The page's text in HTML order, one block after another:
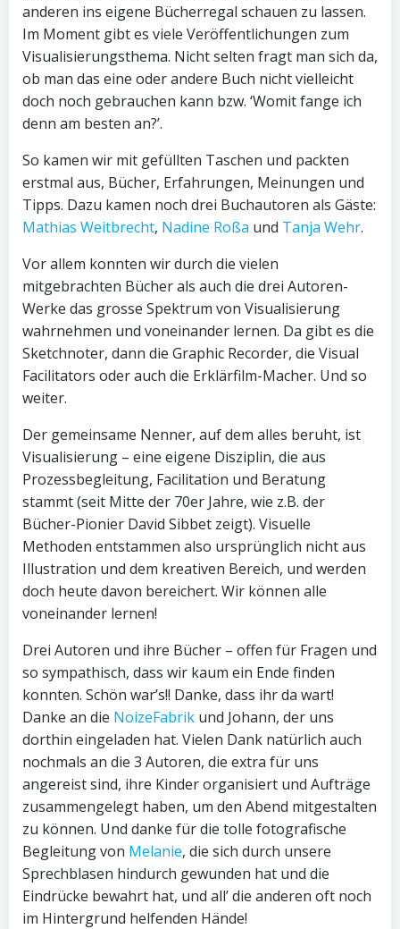
anderen ins eigene Bücherregal schauen zu lassen.
Im Moment gibt es viele Veröffentlichungen zum
Visualisierungsthema. Nicht selten fragt man sich da,
ob man das eine oder andere Buch nicht vielleicht
doch noch gebrauchen kann bzw. ‘Womit fange ich
denn am besten an?’.
So kamen wir mit gefüllten Taschen und packten
erstmal aus, Bücher, Erfahrungen, Meinungen und
Tipps. Dazu kamen noch drei Buchautoren als Gäste:
Mathias Weitbrecht, Nadine Roßa und Tanja Wehr.
Vor allem konnten wir durch die vielen
mitgebrachten Bücher als auch die drei Autoren-
Werke das grosse Spektrum von Visualisierung
wahrnehmen und voneinander lernen. Da gibt es die
Sketchnoter, dann die Graphic Recorder, die Visual
Facilitators oder auch die Erklärfilm-Macher. Und so
weiter.
Der gemeinsame Nenner, auf dem alles beruht, ist
Visualisierung – eine eigene Disziplin, die aus
Prozessbegleitung, Facilitation und Beratung
stammt (seit Mitte der 70er Jahre, wie z.B. der
Bücher-Pionier David Sibbet zeigt). Visuelle
Methoden entstammen also ursprünglich nicht aus
Illustration und dem kreativen Bereich, und werden
doch heute davon bereichert. Wir können alle
voneinander lernen!
Drei Autoren und ihre Bücher – offen für Fragen und
so sympathisch, dass wir kaum ein Ende finden
konnten. Schön war’s!! Danke, dass ihr da wart!
Danke an die NoizeFabrik und Johann, der uns
dorthin eingeladen hat. Vielen Dank natürlich auch
nochmals an die 3 Autoren, die extra für uns
angereist sind, ihre Kinder organisiert und Aufträge
zusammengelegt haben, um den Abend mitgestalten
zu können. Und danke für die tolle fotografische
Begleitung von Melanie, die sich durch unsere
Sprechblasen hindurch gewunden hat und die
Eindrücke bewahrt hat, und all’ die anderen oft noch
im Hintergrund helfenden Hände!